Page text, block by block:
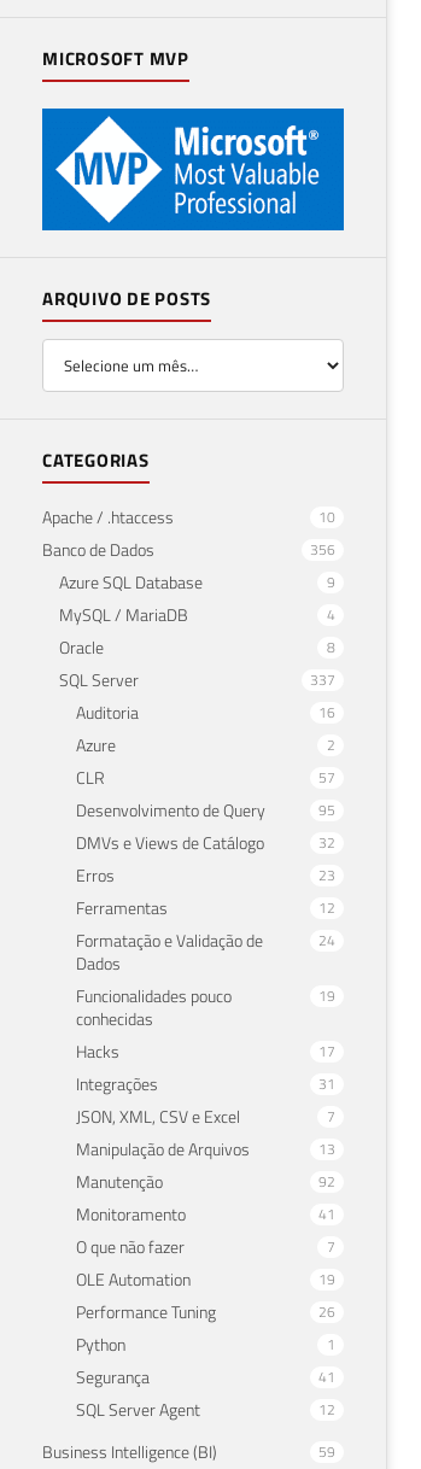
MICROSOFT MVP
ARQUIVO DE POSTS
CATEGORIAS
Apache / .htaccess 10
Banco de Dados 356
Azure SQL Database 9
MySQL / MariaDB 4
Oracle 8
SQL Server 337
Auditoria 16
Azure 2
CLR 57
Desenvolvimento de Query 95
DMVs e Views de Catálogo 32
Erros 23
Ferramentas 12
Formatação e Validação de
Dados
24
Funcionalidades pouco
conhecidas
19
Hacks 17
Integrações 31
JSON, XML, CSV e Excel 7
Manipulação de Arquivos 13
Manutenção 92
Monitoramento 41
O que não fazer 7
OLE Automation 19
Performance Tuning 26
Python 1
Segurança 41
SQL Server Agent 12
Business Intelligence (BI) 59